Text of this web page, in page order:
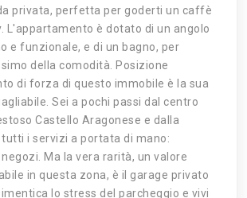
privata, perfetta per goderti un caffè
L'appartamento è dotato di un angolo
e funzionale, e di un bagno, per
della comodità. Posizione
di forza di questo immobile è la sua
Sei a pochi passi dal centro
Castello Aragonese e dalla
i servizi a portata di mano:
Ma la vera rarità, un valore
in questa zona, è il garage privato
lo stress del parcheggio e vivi